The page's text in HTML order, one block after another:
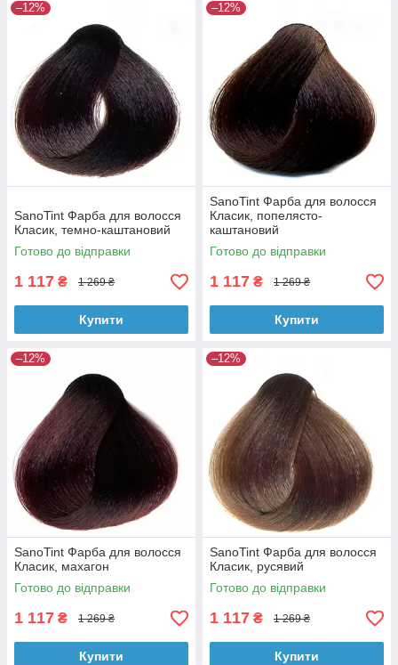
–12%
SanoTint Фарба для волосся
Класик, темно-каштановий
Готово до відправки
1 117 ₴ 1 269 ₴
Купити
–12%
SanoTint Фарба для волосся
Класик, попелясто-
каштановий
Готово до відправки
1 117 ₴ 1 269 ₴
Купити
–12%
SanoTint Фарба для волосся
Класик, махагон
Готово до відправки
1 117 ₴ 1 269 ₴
Купити
–12%
SanoTint Фарба для волосся
Класик, русявий
Готово до відправки
1 117 ₴ 1 269 ₴
Купити